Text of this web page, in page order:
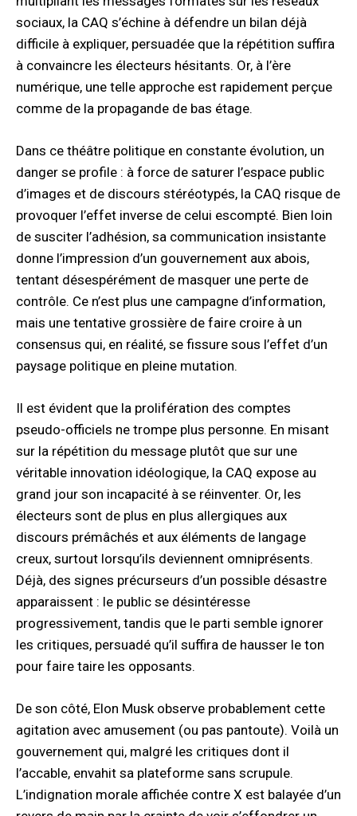
sociaux, la CAQ s’échine à défendre un bilan déjà
difficile à expliquer, persuadée que la répétition suffira
à convaincre les électeurs hésitants. Or, à l’ère
numérique, une telle approche est rapidement perçue
comme de la propagande de bas étage.
Dans ce théâtre politique en constante évolution, un
danger se profile : à force de saturer l’espace public
d’images et de discours stéréotypés, la CAQ risque de
provoquer l’effet inverse de celui escompté. Bien loin
de susciter l’adhésion, sa communication insistante
donne l’impression d’un gouvernement aux abois,
tentant désespérément de masquer une perte de
contrôle. Ce n’est plus une campagne d’information,
mais une tentative grossière de faire croire à un
consensus qui, en réalité, se fissure sous l’effet d’un
paysage politique en pleine mutation.
Il est évident que la prolifération des comptes
pseudo-officiels ne trompe plus personne. En misant
sur la répétition du message plutôt que sur une
véritable innovation idéologique, la CAQ expose au
grand jour son incapacité à se réinventer. Or, les
électeurs sont de plus en plus allergiques aux
discours prémâchés et aux éléments de langage
creux, surtout lorsqu’ils deviennent omniprésents.
Déjà, des signes précurseurs d’un possible désastre
apparaissent : le public se désintéresse
progressivement, tandis que le parti semble ignorer
les critiques, persuadé qu’il suffira de hausser le ton
pour faire taire les opposants.
De son côté, Elon Musk observe probablement cette
agitation avec amusement (ou pas pantoute). Voilà un
gouvernement qui, malgré les critiques dont il
l’accable, envahit sa plateforme sans scrupule.
L’indignation morale affichée contre X est balayée d’un